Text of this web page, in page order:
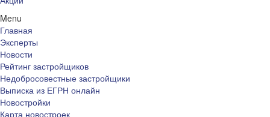
Menu
Главная
Эксперты
Новости
Рейтинг застройщиков
Недобросовестные застройщики
Выписка из ЕГРН онлайн
Новостройки
Карта новостроек